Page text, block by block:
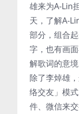
雄来为A-Lin
天，了解A-
部分，组合
字，也有画
解歌词的意
除了李焯雄
络交友」模
件、微信来